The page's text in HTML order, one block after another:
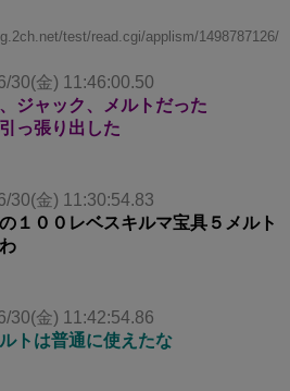
test/read.cgi/applism/1498787126/
30(金) 11:46:00.50
ジャック、メルトだった
っ張り出した
30(金) 11:30:54.83
１００レベスキルマ宝具５メルト
30(金) 11:42:54.86
トは普通に使えたな